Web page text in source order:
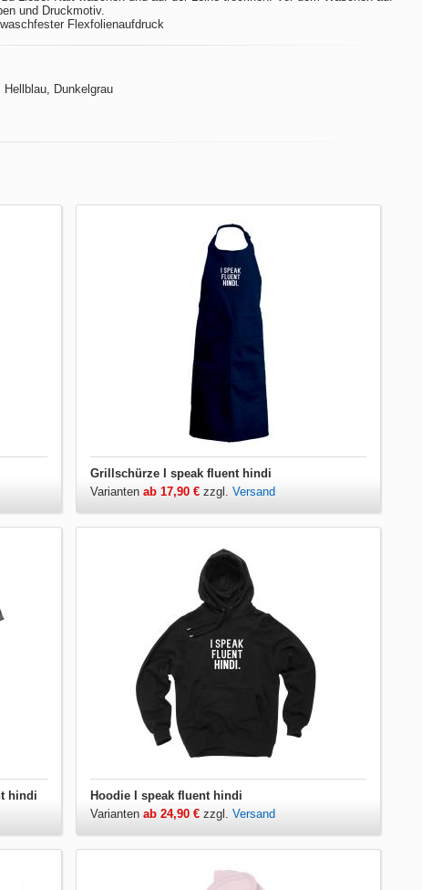
und Druckmotiv.
Flexfolienaufdruck
Dunkelgrau
Grillschürze I speak fluent hindi
Variantenab 17,90 € zzgl.Versand
hindi
Hoodie I speak fluent hindi
Variantenab 24,90 € zzgl.Versand